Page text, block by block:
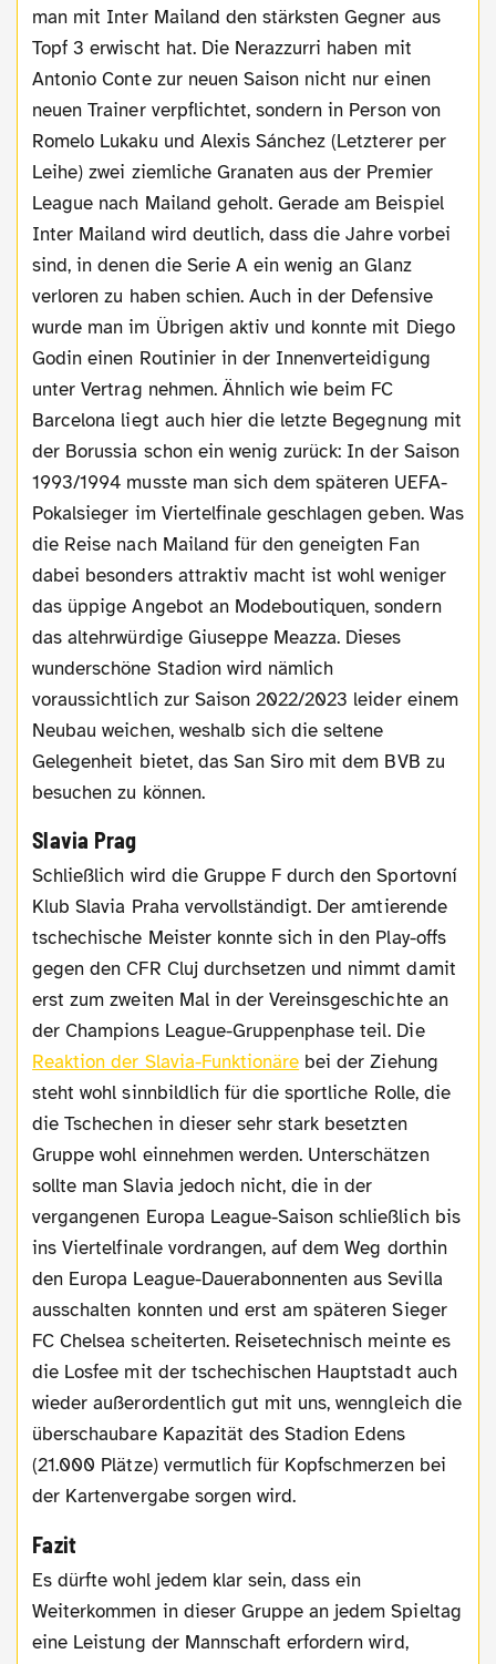
man mit Inter Mailand den stärksten Gegner aus
Topf 3 erwischt hat. Die Nerazzurri haben mit
Antonio Conte zur neuen Saison nicht nur einen
neuen Trainer verpflichtet, sondern in Person von
Romelo Lukaku und Alexis Sánchez (Letzterer per
Leihe) zwei ziemliche Granaten aus der Premier
League nach Mailand geholt. Gerade am Beispiel
Inter Mailand wird deutlich, dass die Jahre vorbei
sind, in denen die Serie A ein wenig an Glanz
verloren zu haben schien. Auch in der Defensive
wurde man im Übrigen aktiv und konnte mit Diego
Godin einen Routinier in der Innenverteidigung
unter Vertrag nehmen. Ähnlich wie beim FC
Barcelona liegt auch hier die letzte Begegnung mit
der Borussia schon ein wenig zurück: In der Saison
1993/1994 musste man sich dem späteren UEFA-
Pokalsieger im Viertelfinale geschlagen geben. Was
die Reise nach Mailand für den geneigten Fan
dabei besonders attraktiv macht ist wohl weniger
das üppige Angebot an Modeboutiquen, sondern
das altehrwürdige Giuseppe Meazza. Dieses
wunderschöne Stadion wird nämlich
voraussichtlich zur Saison 2022/2023 leider einem
Neubau weichen, weshalb sich die seltene
Gelegenheit bietet, das San Siro mit dem BVB zu
besuchen zu können.
Slavia Prag
Schließlich wird die Gruppe F durch den Sportovní
Klub Slavia Praha vervollständigt. Der amtierende
tschechische Meister konnte sich in den Play-offs
gegen den CFR Cluj durchsetzen und nimmt damit
erst zum zweiten Mal in der Vereinsgeschichte an
der Champions League-Gruppenphase teil. Die
Reaktion der Slavia-Funktionäre bei der Ziehung
steht wohl sinnbildlich für die sportliche Rolle, die
die Tschechen in dieser sehr stark besetzten
Gruppe wohl einnehmen werden. Unterschätzen
sollte man Slavia jedoch nicht, die in der
vergangenen Europa League-Saison schließlich bis
ins Viertelfinale vordrangen, auf dem Weg dorthin
den Europa League-Dauerabonnenten aus Sevilla
ausschalten konnten und erst am späteren Sieger
FC Chelsea scheiterten. Reisetechnisch meinte es
die Losfee mit der tschechischen Hauptstadt auch
wieder außerordentlich gut mit uns, wenngleich die
überschaubare Kapazität des Stadion Edens
(21.000 Plätze) vermutlich für Kopfschmerzen bei
der Kartenvergabe sorgen wird.
Fazit
Es dürfte wohl jedem klar sein, dass ein
Weiterkommen in dieser Gruppe an jedem Spieltag
eine Leistung der Mannschaft erfordern wird,